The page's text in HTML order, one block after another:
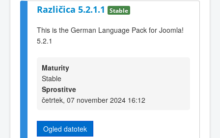
Različica 5.2.1.1 Stable
This is the German Language Pack for Joomla!
5.2.1
Maturity
Stable
Sprostitve
četrtek, 07 november 2024 16:12
Ogled datotek